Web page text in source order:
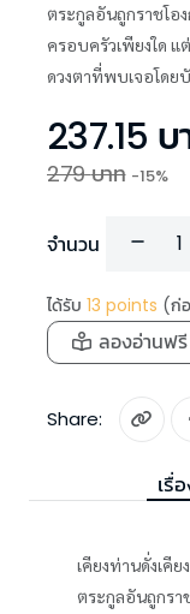
ตระกูลอันถูกราชโอ
ครอบครัวเพียงใด แต่กลับไร้ซึ่ง
ดวงตาที่พบเจอโดย
237.15 บ
279บาท -15%
จำนวน
ได้รับ 13 points (ก่
ลองอ่านฟรี
Share:
เรื่
เคียงท่านดั่งเคี
ตระกูลอันถูกรา